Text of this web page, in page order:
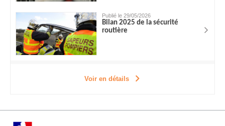
Publié le 29/05/2026
Bilan 2025 de la sécurité
routière
Voir en détails